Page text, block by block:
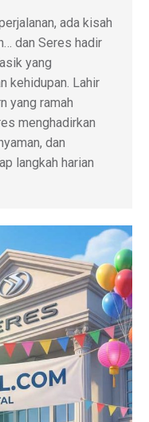
ada kisah
dan Seres hadir
yang
kehidupan. Lahir
yang ramah
menghadirkan
dan
langkah harian